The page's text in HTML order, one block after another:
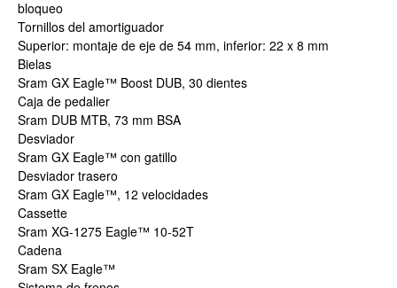
bloqueo
Tornillos del amortiguador
Superior: montaje de eje de 54 mm, inferior: 22 x 8 mm
Bielas
Sram GX Eagle™ Boost DUB, 30 dientes
Caja de pedalier
Sram DUB MTB, 73 mm BSA
Desviador
Sram GX Eagle™ con gatillo
Desviador trasero
Sram GX Eagle™, 12 velocidades
Cassette
Sram XG-1275 Eagle™ 10-52T
Cadena
Sram SX Eagle™